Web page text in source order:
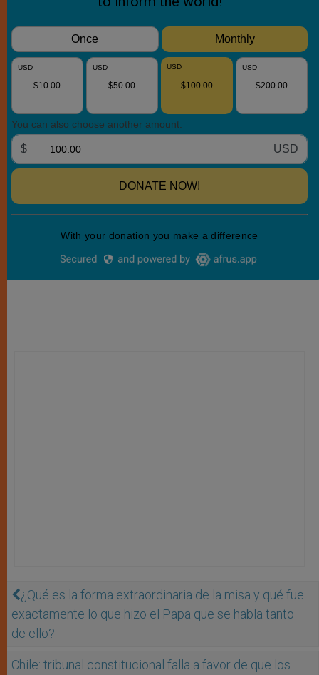
¿Qué es la forma extraordinaria de la misa y qué fue
exactamente lo que hizo el Papa que se habla tanto
de ello?
Chile: tribunal constitucional falla a favor de que los